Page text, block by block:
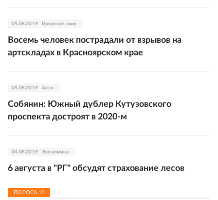
05.08.2019 Происшествия
Восемь человек пострадали от взрывов на
артскладах в Красноярском крае
05.08.2019 Авто
Собянин: Южный дублер Кутузовского
проспекта достроят в 2020-м
04.08.2019 Экономика
6 августа в "РГ" обсудят страхование лесов
ПОЛОСА 12